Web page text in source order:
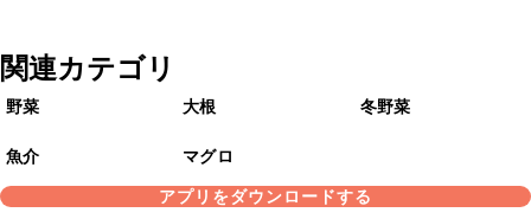
関連カテゴリ
野菜 大根 冬野菜
魚介
マグロ
アプリをダウンロードする